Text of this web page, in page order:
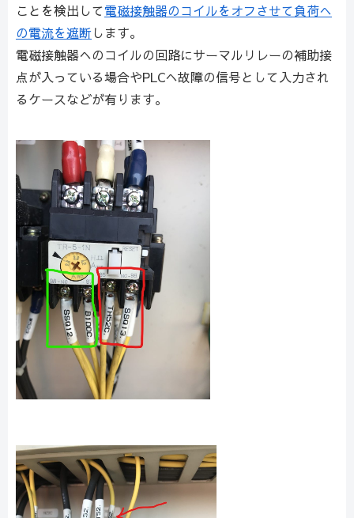
ことを検出して電磁接触器のコイルをオフさせて負荷へ
の電流を遮断します。
電磁接触器へのコイルの回路にサーマルリレーの補助接
点が入っている場合やPLCへ故障の信号として入力され
るケースなどが有ります。